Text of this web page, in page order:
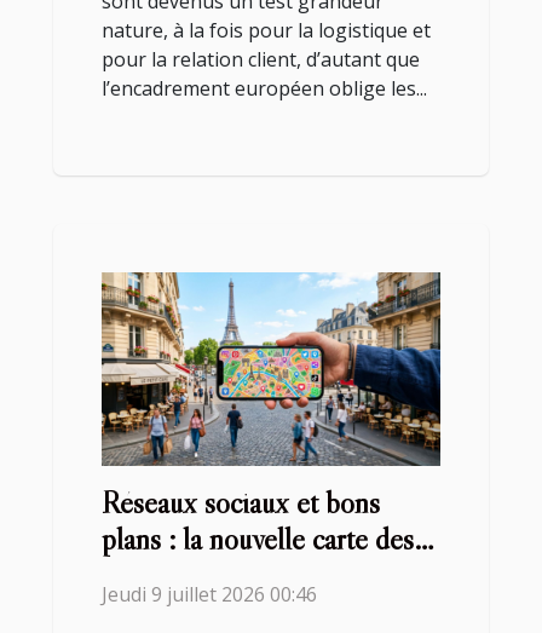
nature, à la fois pour la logistique et
pour la relation client, d’autant que
l’encadrement européen oblige les...
Réseaux sociaux et bons
plans : la nouvelle carte des
Jeudi 9 juillet 2026 00:46